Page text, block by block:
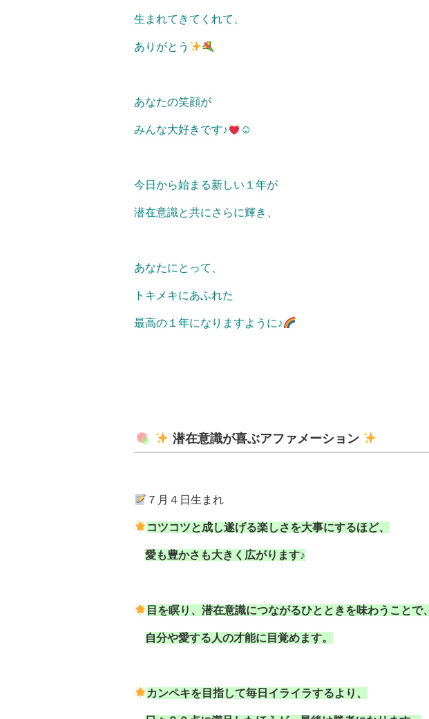
生まれてきてくれて、
ありがとう
あなたの笑顔が
みんな大好きです♪ ☺
今日から始まる新しい１年が
潜在意識と共にさらに輝き、
あなたにとって、
トキメキにあふれた
最高の１年になりますように♪
潜在意識が喜ぶアファメーション
７月４日生まれ
コツコツと成し遂げる楽しさを大事にするほど、
愛も豊かさも大きく広がります♪
目を瞑り、潜在意識につながるひとときを味わうことで、
自分や愛する人の才能に目覚めます。
カンペキを目指して毎日イライラするより、